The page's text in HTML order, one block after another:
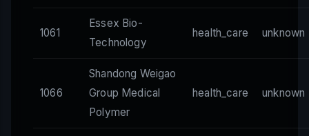
1061
Essex Bio-
Technology
health_care unknown
1066
Shandong Weigao
Group Medical
Polymer
health_care unknown